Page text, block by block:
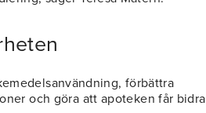
förbättra
och göra att apoteken får bidra